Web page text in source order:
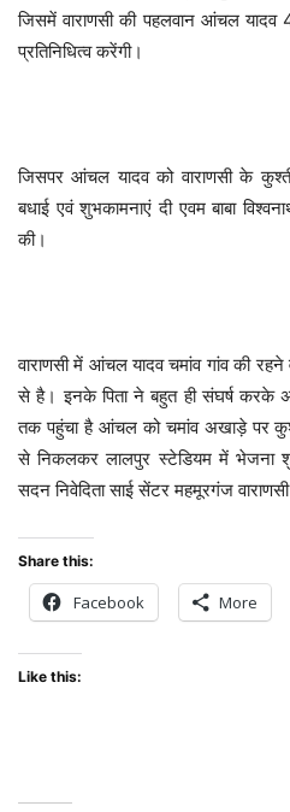
जिसमें वाराणसी की पहलवान आंचल यादव
प्रतिनिधित्व करेंगी।
जिसपर आंचल यादव को वाराणसी के
बधाई एवं शुभकामनाएं दी एवम बाबा
की।
वाराणसी में आंचल यादव चमांव गांव की रहने
से है। इनके पिता ने बहुत ही संघर्ष करके
तक पहुंचा है आंचल को चमांव अखाड़े पर
से निकलकर लालपुर स्टेडियम में भेजना
सदन निवेदिता साई सेंटर महमूरगंज
Share this:
Facebook More
Like this: